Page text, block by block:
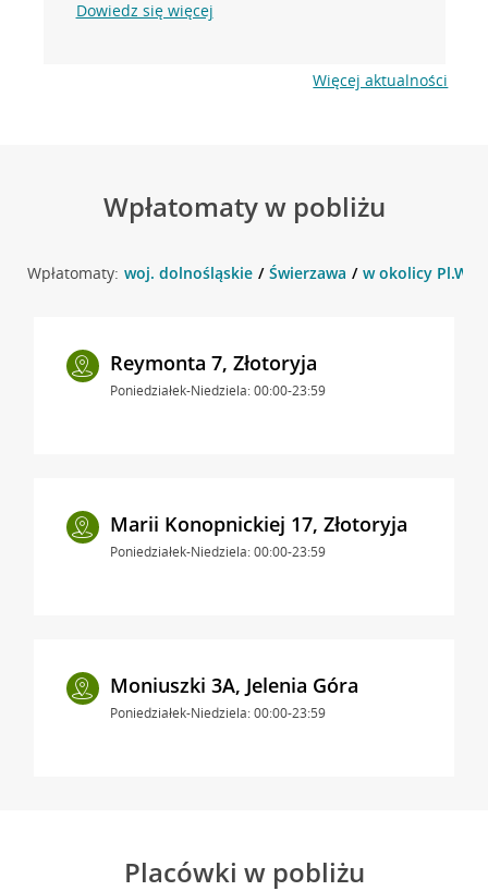
Dowiedz się więcej
Więcej aktualności
Wpłatomaty w pobliżu
Wpłatomaty: woj. dolnośląskie Świerzawa w okolicy
Reymonta 7, Złotoryja
Poniedziałek-Niedziela: 00:00-23:59
Marii Konopnickiej 17, Złotoryja
Poniedziałek-Niedziela: 00:00-23:59
Moniuszki 3A, Jelenia Góra
Poniedziałek-Niedziela: 00:00-23:59
Placówki w pobliżu